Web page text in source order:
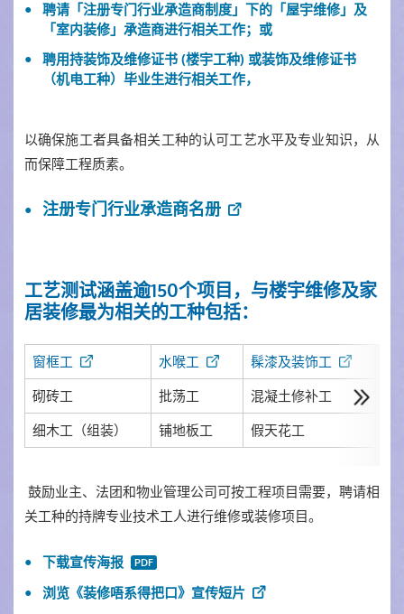
聘请「注册专门行业承造商制度」下的「屋宇维修」及
「室内装修」承造商进行相关工作；或
聘用持装饰及维修证书 (楼宇工种) 或装饰及维修证书
（机电工种）毕业生进行相关工作，
以确保施工者具备相关工种的认可工艺水平及专业知识，从
而保障工程质素。
注册专门行业承造商名册
工艺测试涵盖逾150个项目，与楼宇维修及家
居装修最为相关的工种包括：
窗框工 水喉工 髹漆及装饰工
砌砖工
批荡工 混凝土修补工
细木工（组装）
铺地板工 假天花工
鼓励业主、法团和物业管理公司可按工程项目需要，聘请相
关工种的持牌专业技术工人进行维修或装修项目。
下载宣传海报
浏览《装修唔系得把口》宣传短片